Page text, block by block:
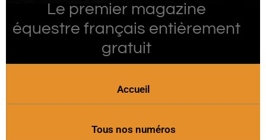
Le premier magazine
équestre français entièrement
gratuit
Accueil
Tous nos numéros